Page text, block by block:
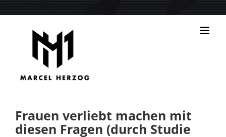
Frauen verliebt machen mit
diesen Fragen (durch Studie